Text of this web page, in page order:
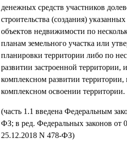
денежных средств участников
строительства (создания)
объектов недвижимости по
планам земельного участка или
планировки территории либо по
развитии застроенной территории,
комплексном развитии
комплексном освоении территории.
(часть 1.1 введена Федеральным
ФЗ; в ред. Федеральных законов от
25.12.2018 N 478-ФЗ)